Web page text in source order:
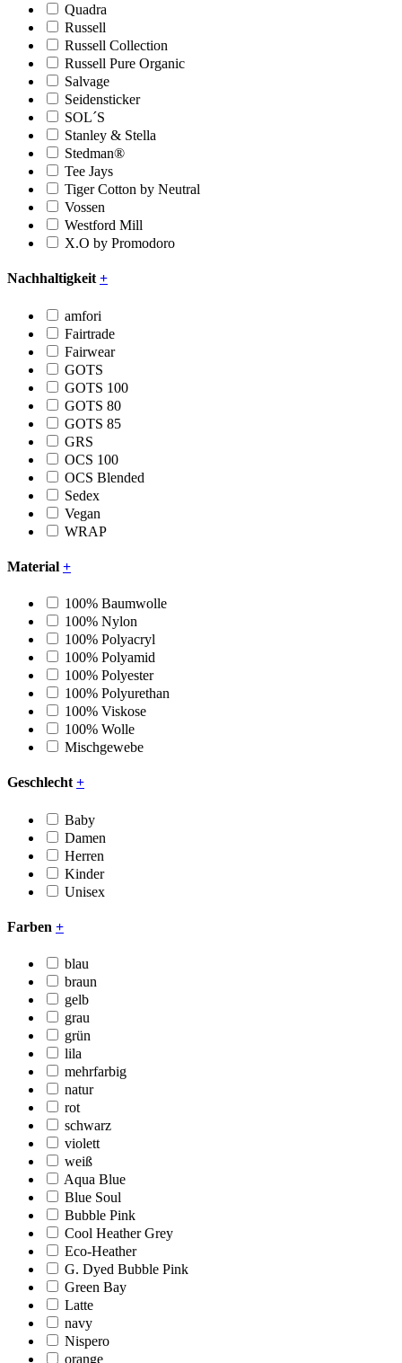
Quadra
Russell
Russell Collection
Russell Pure Organic
Salvage
Seidensticker
SOL´S
Stanley & Stella
Stedman®
Tee Jays
Tiger Cotton by Neutral
Vossen
Westford Mill
X.O by Promodoro
Nachhaltigkeit +
amfori
Fairtrade
Fairwear
GOTS
GOTS 100
GOTS 80
GOTS 85
GRS
OCS 100
OCS Blended
Sedex
Vegan
WRAP
Material +
100% Baumwolle
100% Nylon
100% Polyacryl
100% Polyamid
100% Polyester
100% Polyurethan
100% Viskose
100% Wolle
Mischgewebe
Geschlecht +
Baby
Damen
Herren
Kinder
Unisex
Farben +
blau
braun
gelb
grau
grün
lila
mehrfarbig
natur
rot
schwarz
violett
weiß
Aqua Blue
Blue Soul
Bubble Pink
Cool Heather Grey
Eco-Heather
G. Dyed Bubble Pink
Green Bay
Latte
navy
Nispero
orange